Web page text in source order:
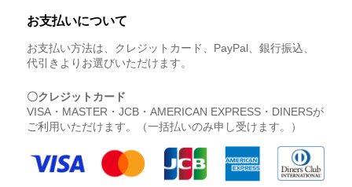
お支払いについて
お支払い方法は、クレジットカード、PayPal、銀行振込、
代引きよりお選びいただけます。
〇クレジットカード
VISA・MASTER・JCB・AMERICAN EXPRESS・DINERSが
ご利用いただけます。（一括払いのみ申し受けます。）